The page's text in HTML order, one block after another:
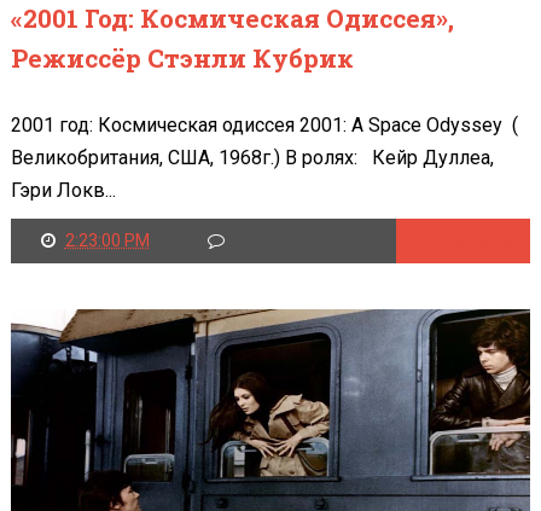
«2001 Год: Космическая Одиссея»,
Режиссёр Стэнли Кубрик
2001 год: Космическая одиссея 2001: A Space Odyssey (
Великобритания, США, 1968г.) В ролях: Кейр Дуллеа,
Гэри Локв...
2:23:00 PM